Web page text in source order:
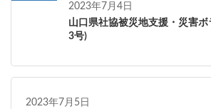
山口県社協被災地支援・災害
3号)
2023年7月4日
2023年7月5日